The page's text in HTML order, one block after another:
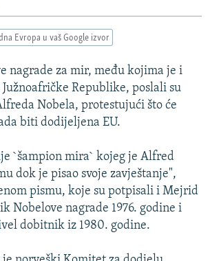
Evropa u vaš Google izvor
nagrade za mir, među kojima je i
Republike, poslali su
Nobela, protestujući što će
biti dodijeljena EU.
`šampion mira` kojeg je Alfred
dok je pisao svoje zavještanje",
pismu, koje su potpisali i Mejrid
Nobelove nagrade 1976. godine i
dobitnik iz 1980. godine.